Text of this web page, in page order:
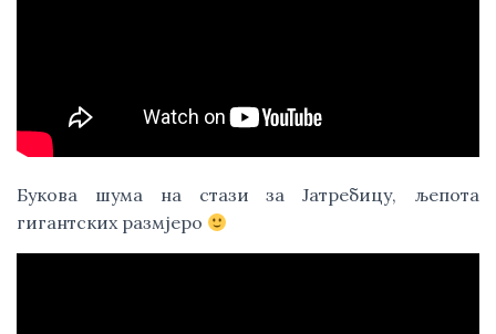
Букова шума на стази за Јатребицу, љепота
гигантских размјеро